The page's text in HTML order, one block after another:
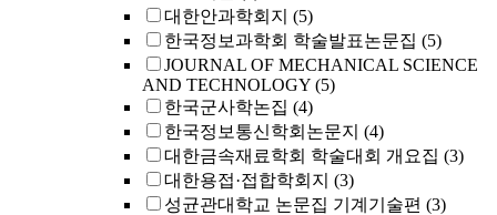
대한안과학회지 (5)
한국정보과학회 학술발표논문집 (5)
JOURNAL OF MECHANICAL SCIENCE
AND TECHNOLOGY (5)
한국군사학논집 (4)
한국정보통신학회논문지 (4)
대한금속재료학회 학술대회 개요집 (3)
대한용접·접합학회지 (3)
성균관대학교 논문집 기계기술편 (3)